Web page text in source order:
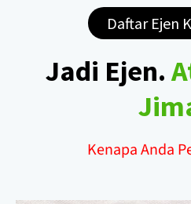
Daftar Ejen
Jadi Ejen.
Kenapa Anda